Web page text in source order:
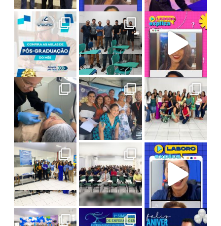
Faça Pós na Laboro! As aulas deste mês
Tecnologia e Solidariedade em Ação!
**LABORO EXPLICA: O QUE SIGNIFICA SER NOTA
Final de semana de muito aprendizado na Pós-
Amanhã é o grande dia! Nossos alunos d
Psicologia em Ação: Novembro Azul na Laboro Laboro Explica: Tudo sobre o ENADE! A live c
I Seminário de Enfermagem
1º Simpósio de Enfermagem
Um evento Hoje celebramos a vida do nosso Diretor A